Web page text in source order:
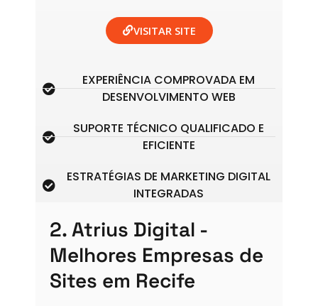
b
o
a
g
m
VISITAR SITE
EXPERIÊNCIA COMPROVADA EM
DESENVOLVIMENTO WEB
SUPORTE TÉCNICO QUALIFICADO E
EFICIENTE
ESTRATÉGIAS DE MARKETING DIGITAL
INTEGRADAS
2. Atrius Digital -
Melhores Empresas de
Sites em Recife